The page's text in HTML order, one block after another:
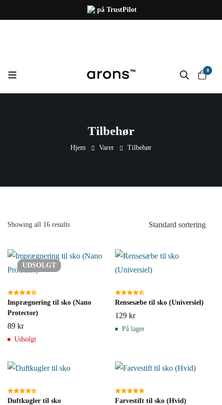
på TrustPilot
0
Hjem Varer Tilbehør
Tilbehør
Showing all 16 results Standard sortering
UDSOLGT
Imprægnering til sko (Nano
Protector)
89 kr
Udsolgt
Rensesæbe til sko (Universiel)
129 kr
På lager
Duftkugler til sko Farvestift til sko (Hvid)